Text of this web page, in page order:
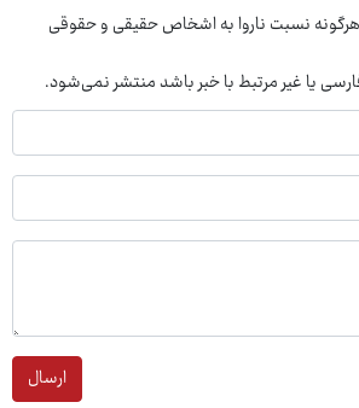
نسبت ناروا به اشخاص حقیقی و حقوقی
یا غیر مرتبط با خبر باشد منتشر نمی‌شود.
ارسال